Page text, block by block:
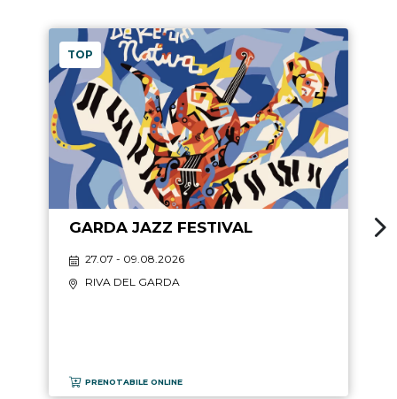
TOP
GARDA JAZZ FESTIVAL
27.07 - 09.08.2026
RIVA DEL GARDA
PRENOTABILE ONLINE